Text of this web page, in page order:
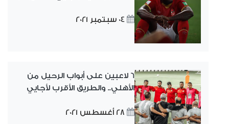
04 سبتمبر 2021
6 لاعبين على أبواب الرحيل من
الأهلي.. والطريق الأقرب لأجايي
28 أغسطس 2021